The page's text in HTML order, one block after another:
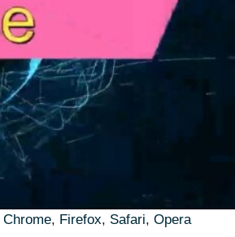
Chrome, Firefox, Safari, Opera